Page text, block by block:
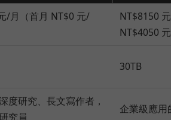
/月（首月 NT$0 元/
NT$8150
NT$4050 元
30TB
度研究、長文寫作者，
究員
企業級應用